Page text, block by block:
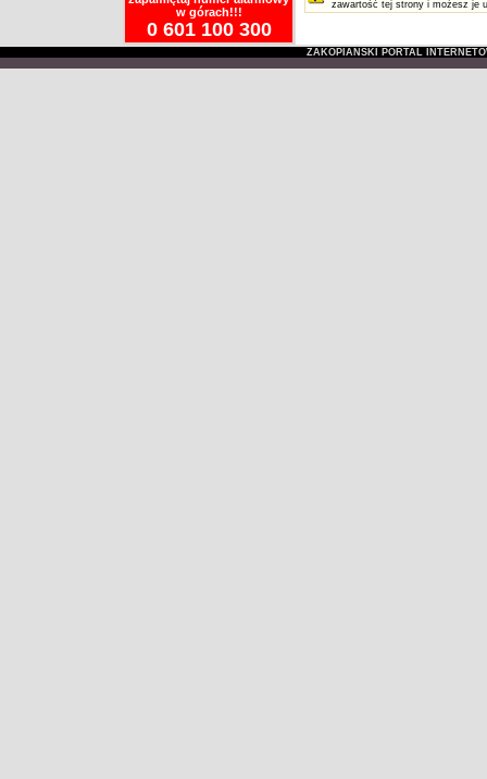
w górach!!!
0 601 100 300
zawartość tej strony i możesz je
ZAKOPIAŃSKI PORTAL